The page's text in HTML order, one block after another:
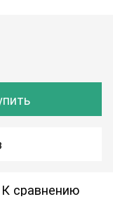
К сравнению